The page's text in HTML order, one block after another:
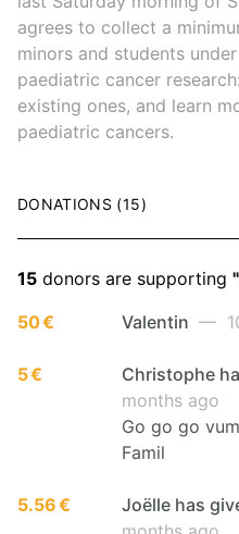
agrees to collect a
minors and students
paediatric cancer
existing ones, and learn
paediatric cancers.
DONATIONS (15)
15 donors are supporting
50 €
Valentin —
5 € Christophe
months ago
Go go go
Famil
5.56 € Joëlle has